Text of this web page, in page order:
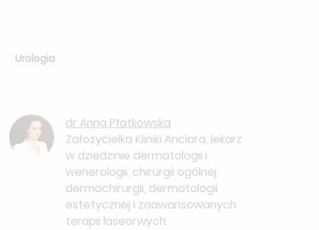
Urologia
dr Anna Płatkowska
Założycielka Kliniki Anclara, lekarz
w dziedzinie dermatologii i
wenerologii, chirurgii ogólnej,
dermochirurgii, dermatologii
estetycznej i zaawansowanych
terapii laseorwych.